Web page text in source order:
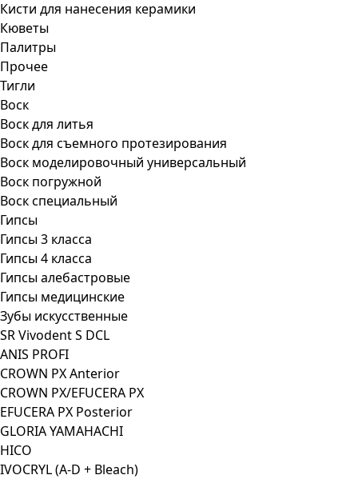
Кисти для нанесения керамики
Кюветы
Палитры
Прочее
Тигли
Воск
Воск для литья
Воск для съемного протезирования
Воск моделировочный универсальный
Воск погружной
Воск специальный
Гипсы
Гипсы 3 класса
Гипсы 4 класса
Гипсы алебастровые
Гипсы медицинские
Зубы искусственные
SR Vivodent S DCL
ANIS PROFI
CROWN PX Anterior
CROWN PX/EFUCERA PX
EFUCERA PX Posterior
GLORIA YAMAHACHI
HICO
IVOCRYL (A-D + Bleach)